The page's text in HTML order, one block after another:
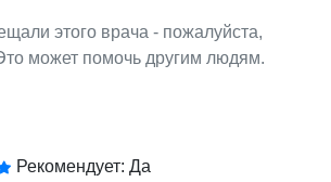
этого врача - пожалуйста,
может помочь другим людям.
Рекомендует: Да